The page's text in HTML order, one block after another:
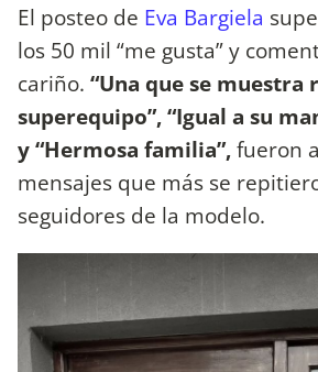
El posteo de Eva Bargiela
los 50 mil “me gusta” y
cariño. “Una que se muestra
superequipo”, “Igual a su
y “Hermosa familia”,fueron
mensajes que más se
seguidores de la modelo.